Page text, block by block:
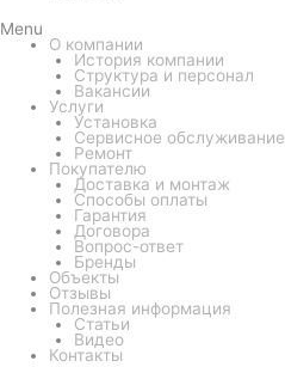
Menu
О компании
История компании
Структура и персонал
Вакансии
Услуги
Установка
Сервисное обслуживание
Ремонт
Покупателю
Доставка и монтаж
Способы оплаты
Гарантия
Договора
Вопрос-ответ
Бренды
Объекты
Отзывы
Полезная информация
Статьи
Видео
Контакты